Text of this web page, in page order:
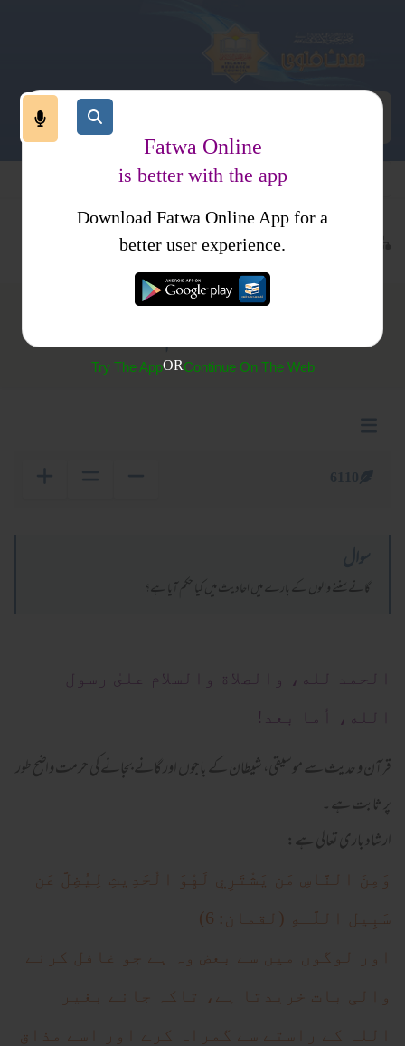
پوچھے گئے سوال کتب فتاوی محدث کمیٹی کے فتاوی
گانے سننا حرام ہے
گانے سننے والوں کے بارے میں احادیث میں کیا حکم آیا ہے؟
الحمد لله، والصلاة والسلام علىٰ رسول
الله، أما بعد!
قرآن و حدیث سے موسیقی، شیطان کے باجوں اور گانے بجانے کی حرمت واضح طور
پر ثابت ہے ۔
ارشاد باری تعالی ہے:
وَمِنَ النَّاسِ مَن يَشْتَرِ‌ي لَهْوَ الْحَدِيثِ لِيُضِلَّ عَن
سَبِيل اللَّـهِ (لقمان: 6)
اور لوگوں میں سے بعض وہ ہے جو غافل کرنے
والی بات خریدتا ہے، تاکہ جانے بغیر
اللہ کے راستے سے گمراہ کرے اور اسے مذاق
Fatwa Online
is better with the app
Download Fatwa Online App for a
better user experience.
Try The AppORContinue On The Web